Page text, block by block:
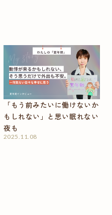
「もう前みたいに働けないか
もしれない」と思い眠れない
夜も
2025.11.08